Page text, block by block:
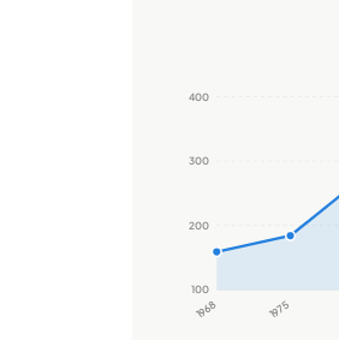
100
200
300
400
1968 1975